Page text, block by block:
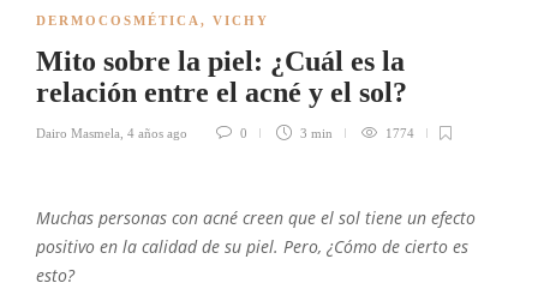
DERMOCOSMÉTICA , VICHY
Mito sobre la piel: ¿Cuál es la
relación entre el acné y el sol?
Dairo Masmela 4 años ago 0 3 min 1774
Muchas personas con acné creen que el sol tiene un efecto
positivo en la calidad de su piel. Pero, ¿Cómo de cierto es
esto?